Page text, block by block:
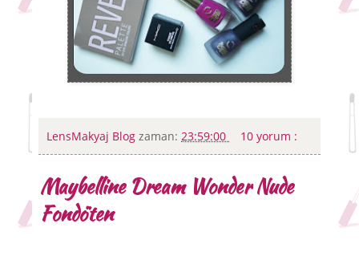
LensMakyaj Blog zaman: 23:59:00 10 yorum :
Maybelline Dream Wonder Nude
Fondöten